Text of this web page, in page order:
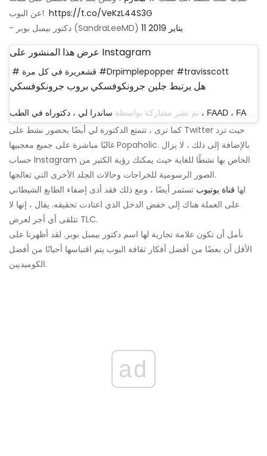
عن البوب! ‍ https://t.co/VeKzL44S3G
- دكتور بيمبل بوبر (SandraLeeMD)
11 يناير 2019
عرض هذا المنشور على Instagram
# قشعريرة في كل مرة #Drpimplepopper #travisscott
هل يرتبط جلين جرونكوفسكي بروب جرونكوفسكي
تم نشر مشاركة بواسطة ساندرا لي ، دكتوراه في الطب ، FAAD ، FAACS
كما ترى ، تتمتع الدكتورة لي أيضًا بحضور نشط على Twitter حيث ترد
غالبًا مباشرة على جميع معجبيها Popaholic. بالإضافة إلى ذلك ، لا يزال
حساب Instagram الخاص بها نشطًا للغاية حيث يمكنك رؤية الكثير من
الصور الرسومية للخراجات وحالات الجلد الأخرى التي تعالجها.
لها قناة يوتيوب تستمر أيضًا ، ومع ذلك فقد أدى إضفاء الطابع الشيطاني
على العملة هناك إلى خفض الدخل الذي اعتادت تحقيقه. يقال ، إنها لا
تتلقى أي أجر لعرض TLC.
نأمل أن تكون علامة تجارية لها اسم دكتور بيمبل بوبر. لقد أظهرنا على
الأقل أن بعضًا من أفضل أفكار ثقافة البوب ​​يتم اقتباسها أحيانًا من أفضل
الكوميديين.
ad